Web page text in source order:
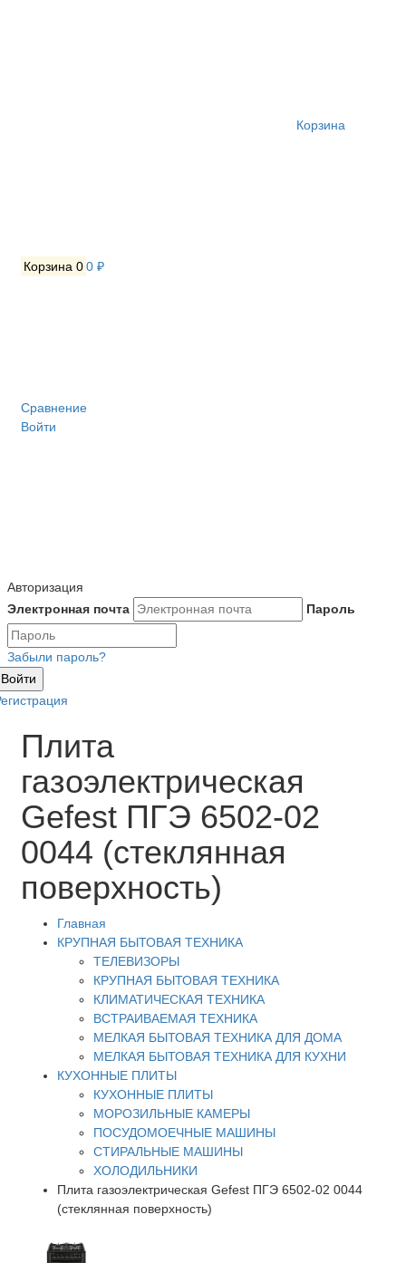
Корзина
Корзина 00 ₽
Сравнение
Войти
Авторизация
Электронная почта
Пароль
Забыли пароль?
Войти
Плита
газоэлектрическая
Gefest ПГЭ 6502-02
0044 (стеклянная
поверхность)
Главная
КРУПНАЯ БЫТОВАЯ ТЕХНИКА
ТЕЛЕВИЗОРЫ
КРУПНАЯ БЫТОВАЯ ТЕХНИКА
КЛИМАТИЧЕСКАЯ ТЕХНИКА
ВСТРАИВАЕМАЯ ТЕХНИКА
МЕЛКАЯ БЫТОВАЯ ТЕХНИКА ДЛЯ ДОМА
МЕЛКАЯ БЫТОВАЯ ТЕХНИКА ДЛЯ КУХНИ
КУХОННЫЕ ПЛИТЫ
КУХОННЫЕ ПЛИТЫ
МОРОЗИЛЬНЫЕ КАМЕРЫ
ПОСУДОМОЕЧНЫЕ МАШИНЫ
СТИРАЛЬНЫЕ МАШИНЫ
ХОЛОДИЛЬНИКИ
Плита газоэлектрическая Gefest ПГЭ 6502-02 0044
(стеклянная поверхность)